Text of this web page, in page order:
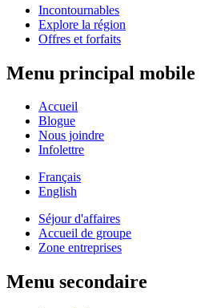
Incontournables
Explore la région
Offres et forfaits
Menu principal mobile
Accueil
Blogue
Nous joindre
Infolettre
Français
English
Séjour d'affaires
Accueil de groupe
Zone entreprises
Menu secondaire